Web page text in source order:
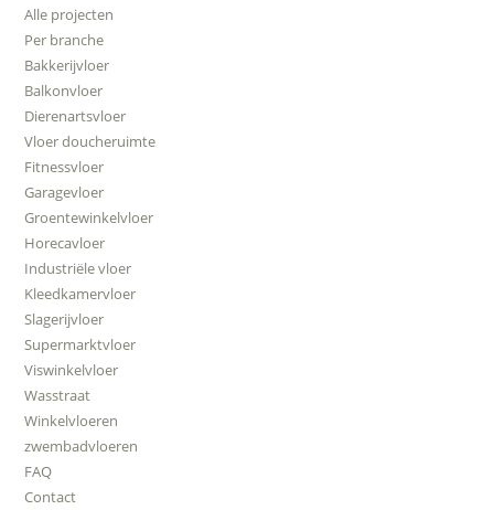
Alle projecten
Per branche
Bakkerijvloer
Balkonvloer
Dierenartsvloer
Vloer doucheruimte
Fitnessvloer
Garagevloer
Groentewinkelvloer
Horecavloer
Industriële vloer
Kleedkamervloer
Slagerijvloer
Supermarktvloer
Viswinkelvloer
Wasstraat
Winkelvloeren
zwembadvloeren
FAQ
Contact